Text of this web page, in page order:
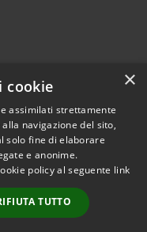
© 2026 • Comune di
Ragogna • Powered by
Municipium•Accesso
redazione
×
cookie
assimilati strettamente
navigazione del sito,
solo fine di elaborare
e anonime.
policy al seguente link
TUTTO